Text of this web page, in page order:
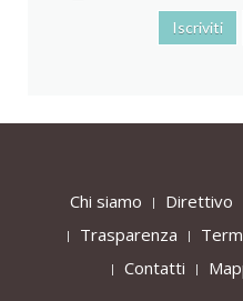
Chi siamo Direttivo
Trasparenza
Contatti